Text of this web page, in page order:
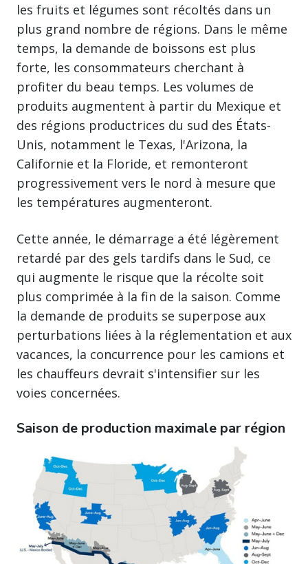
les fruits et légumes sont récoltés dans un
plus grand nombre de régions. Dans le même
temps, la demande de boissons est plus
forte, les consommateurs cherchant à
profiter du beau temps. Les volumes de
produits augmentent à partir du Mexique et
des régions productrices du sud des États-
Unis, notamment le Texas, l'Arizona, la
Californie et la Floride, et remonteront
progressivement vers le nord à mesure que
les températures augmenteront.
Cette année, le démarrage a été légèrement
retardé par des gels tardifs dans le Sud, ce
qui augmente le risque que la récolte soit
plus comprimée à la fin de la saison. Comme
la demande de produits se superpose aux
perturbations liées à la réglementation et aux
vacances, la concurrence pour les camions et
les chauffeurs devrait s'intensifier sur les
voies concernées.
Saison de production maximale par région